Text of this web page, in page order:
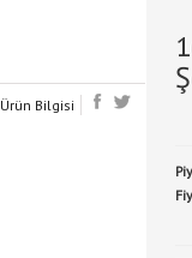
Ürün Bilgisi